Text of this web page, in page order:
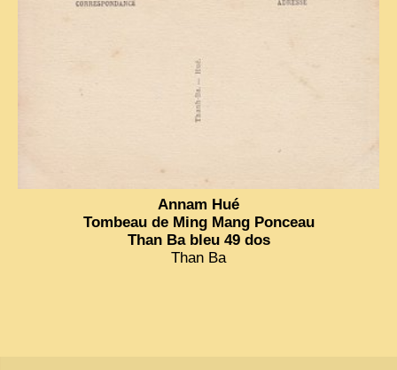
Annam Hué
Tombeau de Ming Mang Ponceau
Than Ba bleu 49 dos
Than Ba